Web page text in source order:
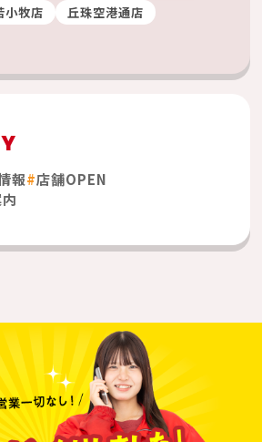
小牧店
丘珠空港通店
報 店舗OPEN